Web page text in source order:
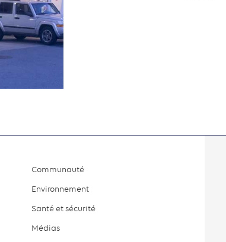
Communauté
Environnement
Santé et sécurité
Médias